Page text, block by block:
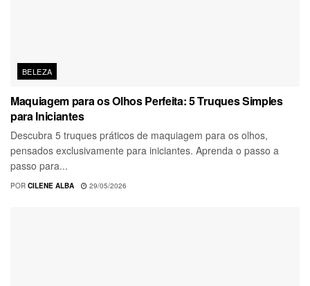
BELEZA
Maquiagem para os Olhos Perfeita: 5 Truques Simples
para Iniciantes
Descubra 5 truques práticos de maquiagem para os olhos,
pensados exclusivamente para iniciantes. Aprenda o passo a
passo para...
POR CILENE ALBA 29/05/2026